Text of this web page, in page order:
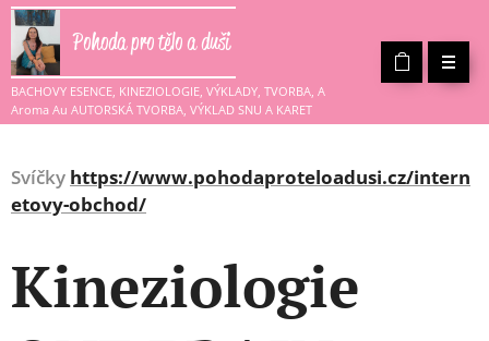
Pohoda pro tělo a duši
BACHOVY ESENCE, KINEZIOLOGIE, VÝKLADY, TVORBA, A
Aroma Au AUTORSKÁ TVORBA, VÝKLAD SNU A KARET
Svíčky https://www.pohodaproteloadusi.cz/intern
etovy-obchod/
Kineziologie